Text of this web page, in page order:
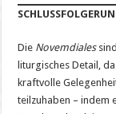
Die Novemdiales
liturgisches Detail,
kraftvolle
teilzuhaben – indem